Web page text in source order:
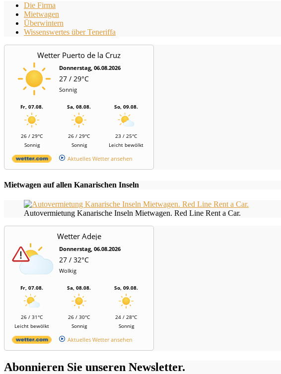
Die Firma
Mietwagen
Überwintern
Wissenswertes über Teneriffa
Wetter Puerto de la Cruz
Donnerstag, 06.08.2026
27 / 29°C
Sonnig
Fr, 07.08.
26 / 29°C
Sonnig
Sa, 08.08.
26 / 29°C
Sonnig
So, 09.08.
23 / 25°C
Leicht bewölkt
Aktuelles Wetter ansehen
Mietwagen auf allen Kanarischen Inseln
Autovermietung Kanarische Inseln Mietwagen. Red Line Rent a Car.
Wetter Adeje
Donnerstag, 06.08.2026
27 / 32°C
Wolkig
Fr, 07.08.
26 / 31°C
Leicht bewölkt
Sa, 08.08.
26 / 30°C
Sonnig
So, 09.08.
24 / 28°C
Sonnig
Aktuelles Wetter ansehen
Abonnieren Sie unseren Newsletter.